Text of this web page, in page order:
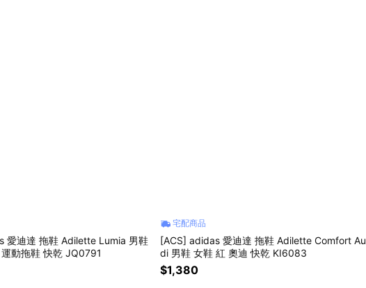
愛迪達 拖鞋 Adilette Lumia 男鞋
動拖鞋 快乾 JQ0791
宅配商品
[ACS] adidas 愛迪達 拖鞋 Adilette Comfort Au
di 男鞋 女鞋 紅 奧迪 快乾 KI6083
$1,380